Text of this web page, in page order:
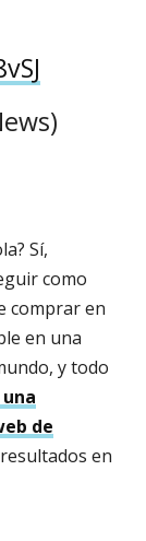
Sí,
como
comprar en
en una
y todo
de
en